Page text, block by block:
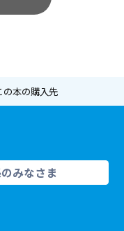
の本の購入先
みなさま